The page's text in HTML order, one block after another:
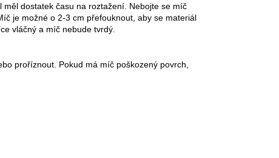
dostatek času na roztažení. Nebojte se míč
je možné o 2-3 cm přefouknout, aby se materiál
vláčný a míč nebude tvrdý.
proříznout. Pokud má míč poškozený povrch,